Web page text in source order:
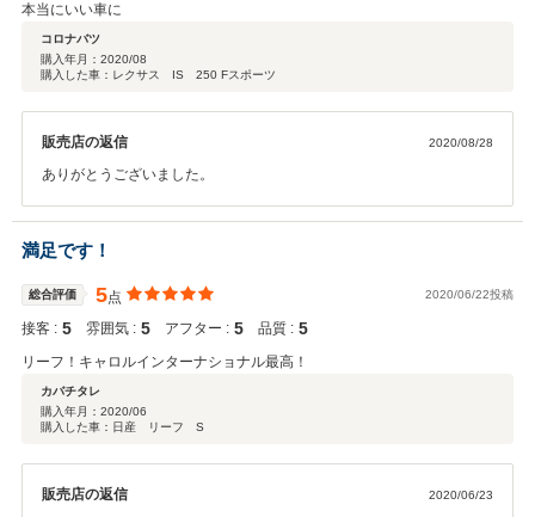
本当にいい車に
コロナバツ
購入年月： 2020/08
購入した車：レクサス IS 250 Fスポーツ
販売店の返信 2020/08/28
ありがとうございました。
満足です！
総合評価 5点 2020/06/22投稿
接客 : 5 雰囲気 : 5 アフター : 5 品質 : 5
リーフ！キャロルインターナショナル最高！
カバチタレ
購入年月： 2020/06
購入した車：日産 リーフ S
販売店の返信 2020/06/23